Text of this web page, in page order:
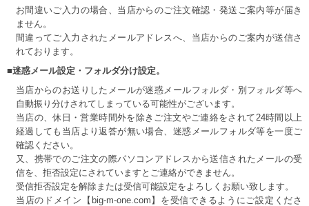
お間違いご入力の場合、当店からのご注文確認・発送ご案内等が届き
ません。
間違ってご入力されたメールアドレスへ、当店からのご案内が送信さ
れております。
■迷惑メール設定・フォルダ分け設定。
当店からのお送りしたメールが迷惑メールフォルダ・別フォルダ等へ
自動振り分けされてしまっている可能性がございます。
当店の、休日・営業時間外を除きご注文やご連絡をされて24時間以上
経過しても当店より返答が無い場合、迷惑メールフォルダ等を一度ご
確認ください。
又、携帯でのご注文の際パソコンアドレスから送信されたメールの受
信を、拒否設定にされていますとご連絡ができません。
受信拒否設定を解除または受信可能設定をよろしくお願い致します。
当店のドメイン【big-m-one.com】を受信できるようにご設定くださ